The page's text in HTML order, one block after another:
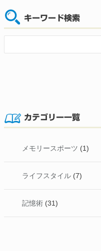
キーワード検索
カテゴリー一覧
メモリースポーツ (1)
ライフスタイル (7)
記憶術 (31)